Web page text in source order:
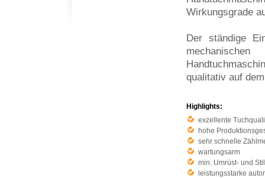
Wirkungsgrade
Der ständige
qualitativ auf
Highlights:
exzellente
hohe
sehr schnelle
wartungsarm
min. Umrüst- und
leistungsstarke